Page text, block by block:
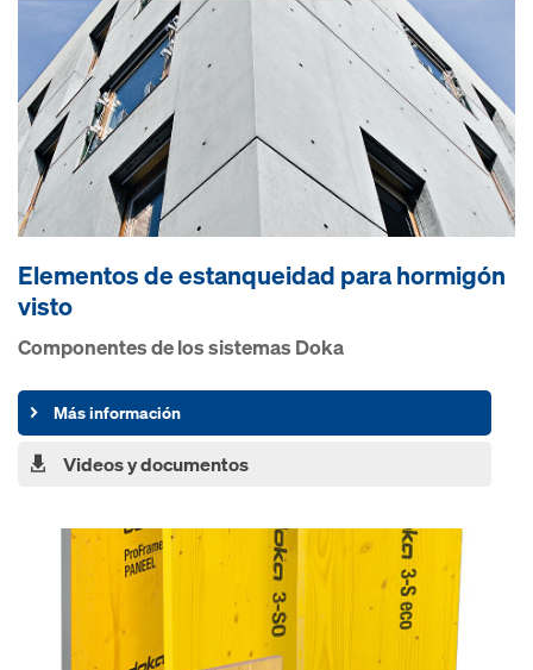
Elementos de estanqueidad para hormigón
visto
Componentes de los sistemas Doka
Más información
Videos y documentos